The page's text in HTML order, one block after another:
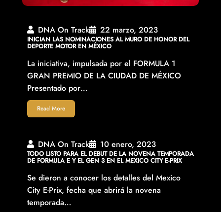
DNA On Track 22 marzo, 2023
INICIAN LAS NOMINACIONES AL MURO DE HONOR DEL
DEPORTE MOTOR EN MÉXICO
La iniciativa, impulsada por el FORMULA 1
GRAN PREMIO DE LA CIUDAD DE MÉXICO
Presentado por…
Read More
DNA On Track 10 enero, 2023
TODO LISTO PARA EL DEBUT DE LA NOVENA TEMPORADA
DE FORMULA E Y EL GEN 3 EN EL MEXICO CITY E-PRIX
Se dieron a conocer los detalles del Mexico
City E-Prix, fecha que abrirá la novena
temporada…